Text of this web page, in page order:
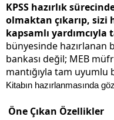
KPSS hazırlık
olmaktan çıkarıp, sizi
kapsamlı yardımcıyla
bünyesinde hazırlanan
bankası değil; MEB
mantığıyla tam uyumlu
Kitabın hazırlanmasında
Öne Çıkan Özellikler